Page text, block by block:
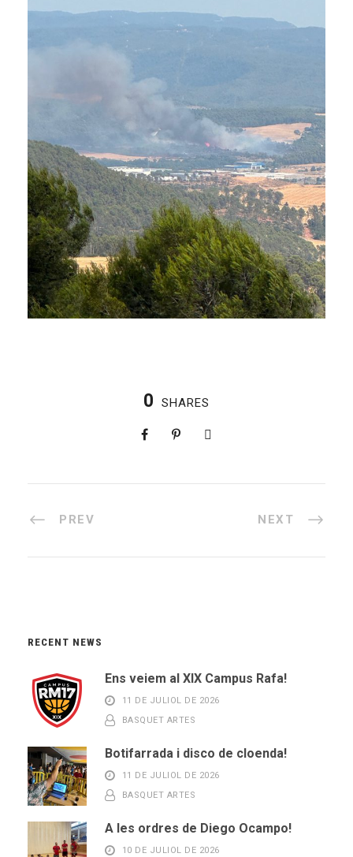
0 SHARES
PREV NEXT
RECENT NEWS
Ens veiem al XIX Campus Rafa!
11 DE JULIOL DE 2026
BASQUET ARTES
Botifarrada i disco de cloenda!
11 DE JULIOL DE 2026
BASQUET ARTES
A les ordres de Diego Ocampo!
10 DE JULIOL DE 2026